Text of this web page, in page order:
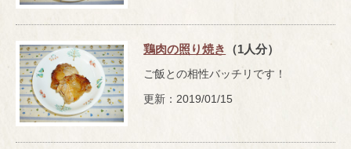
鶏肉の照り焼き （1人分）
ご飯との相性バッチリです！
更新：2019/01/15